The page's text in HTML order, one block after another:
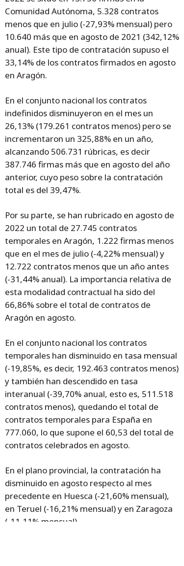
Comunidad Autónoma, 5.328 contratos
menos que en julio (-27,93% mensual) pero
10.640 más que en agosto de 2021 (342,12%
anual). Este tipo de contratación supuso el
33,14% de los contratos firmados en agosto
en Aragón.
En el conjunto nacional los contratos
indefinidos disminuyeron en el mes un
26,13% (179.261 contratos menos) pero se
incrementaron un 325,88% en un año,
alcanzando 506.731 rúbricas, es decir
387.746 firmas más que en agosto del año
anterior, cuyo peso sobre la contratación
total es del 39,47%.
Por su parte, se han rubricado en agosto de
2022 un total de 27.745 contratos
temporales en Aragón, 1.222 firmas menos
que en el mes de julio (-4,22% mensual) y
12.722 contratos menos que un año antes
(-31,44% anual). La importancia relativa de
esta modalidad contractual ha sido del
66,86% sobre el total de contratos de
Aragón en agosto.
En el conjunto nacional los contratos
temporales han disminuido en tasa mensual
(-19,85%, es decir, 192.463 contratos menos)
y también han descendido en tasa
interanual (-39,70% anual, esto es, 511.518
contratos menos), quedando el total de
contratos temporales para España en
777.060, lo que supone el 60,53 del total de
contratos celebrados en agosto.
En el plano provincial, la contratación ha
disminuido en agosto respecto al mes
precedente en Huesca (-21,60% mensual),
en Teruel (-16,21% mensual) y en Zaragoza
(-11,11% mensual).